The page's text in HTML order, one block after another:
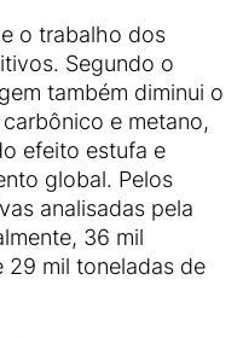
o trabalho dos
Segundo o
também diminui o
e metano,
efeito estufa e
global. Pelos
analisadas pela
36 mil
29 mil toneladas de